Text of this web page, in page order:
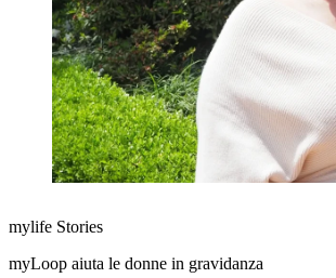
mylife Stories
myLoop aiuta le donne in gravidanza